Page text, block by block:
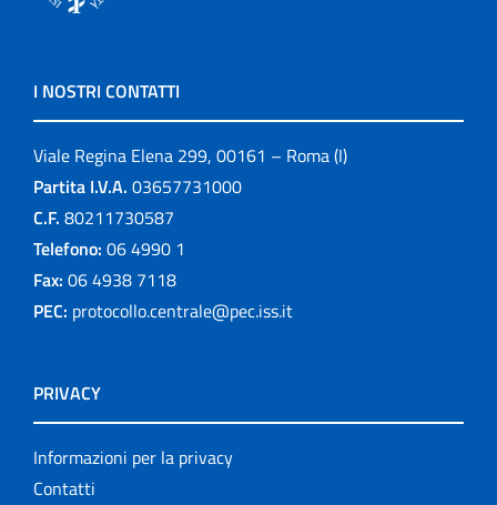
I NOSTRI CONTATTI
Viale Regina Elena 299, 00161 – Roma (I)
Partita I.V.A. 03657731000
C.F. 80211730587
Telefono: 06 4990 1
Fax: 06 4938 7118
PEC: protocollo.centrale@pec.iss.it
PRIVACY
Informazioni per la privacy
Contatti